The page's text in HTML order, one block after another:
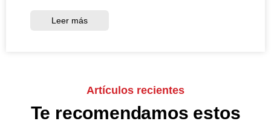
Leer más
Artículos recientes
Te recomendamos estos